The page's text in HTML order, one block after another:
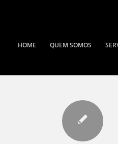
HOME QUEM SOMOS